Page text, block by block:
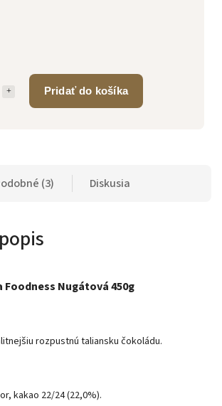
Pridať do košíka
(3) Diskusia
Nugátová 450g
rozpustnú taliansku čokoládu.
kakao 22/24 (22,0%).